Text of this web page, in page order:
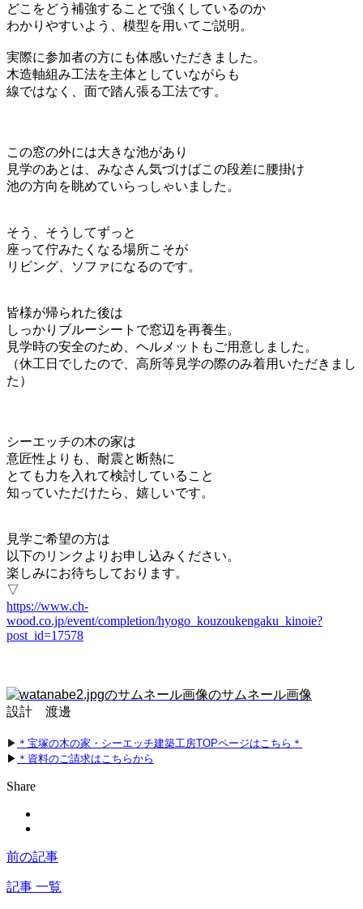
どこをどう補強することで強くしているのか
わかりやすいよう、模型を用いてご説明。
実際に参加者の方にも体感いただきました。
木造軸組み工法を主体としていながらも
線ではなく、面で踏ん張る工法です。
この窓の外には大きな池があり
見学のあとは、みなさん気づけばこの段差に腰掛け
池の方向を眺めていらっしゃいました。
そう、そうしてずっと
座って佇みたくなる場所こそが
リビング、ソファになるのです。
皆様が帰られた後は
しっかりブルーシートで窓辺を再養生。
見学時の安全のため、ヘルメットもご用意しました。
（休工日でしたので、高所等見学の際のみ着用いただきまし
た）
シーエッチの木の家は
意匠性よりも、耐震と断熱に
とても力を入れて検討していること
知っていただけたら、嬉しいです。
見学ご希望の方は
以下のリンクよりお申し込みください。
楽しみにお待ちしております。
▽
https://www.ch-
wood.co.jp/event/completion/hyogo_kouzoukengaku_kinoie?
post_id=17578
設計 渡邊
▶ ＊宝塚の木の家・シーエッチ建築工房TOPページはこちら＊
▶ ＊資料のご請求はこちらから
Share
前の記事
記事 一覧